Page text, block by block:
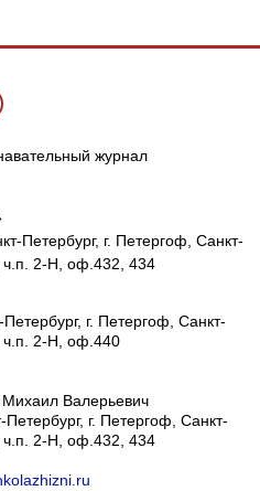
журнал
Петербург, г. Петергоф, Санкт-
ч.п. 2-Н, оф.432, 434
г. Петергоф, Санкт-
ч.п. 2-Н, оф.440
Валерьевич
Петербург, г. Петергоф, Санкт-
ч.п. 2-Н, оф.432, 434